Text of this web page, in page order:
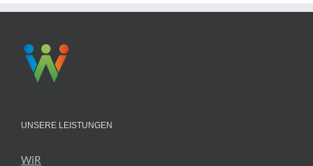
UNSERE LEISTUNGEN
WiR